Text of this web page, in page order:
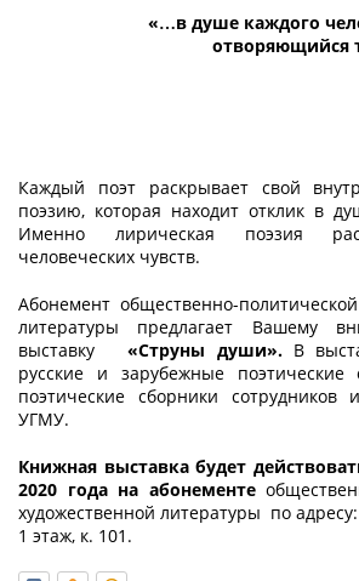
«…в душе каждого
отворяющийся
Каждый поэт раскрывает свой
поэзию, которая находит отклик в
Именно лирическая поэзия
человеческих чувств.
Абонемент общественно-
литературы предлагает Вашему
выставку«Струны души».В
русские и зарубежные поэтические
поэтические сборники
УГМУ.
Книжная выставка будет
2020 года на абонементе
художественной литературы по
1 этаж, к. 101.